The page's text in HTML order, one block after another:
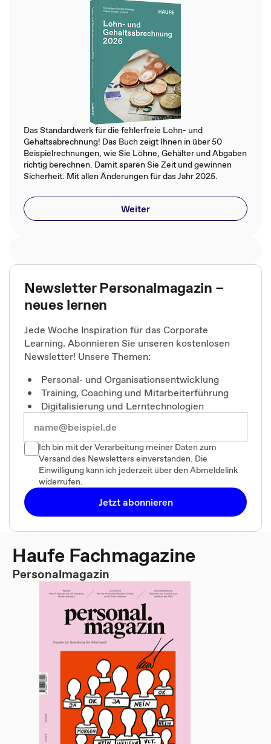
Das Standardwerk für die fehlerfreie Lohn- und
Gehaltsabrechnung! Das Buch zeigt Ihnen in über 50
Beispielrechnungen, wie Sie Löhne, Gehälter und Abgaben
richtig berechnen. Damit sparen Sie Zeit und gewinnen
Sicherheit. Mit allen Änderungen für das Jahr 2025.
Weiter
Newsletter Personalmagazin –
neues lernen
Jede Woche Inspiration für das Corporate
Learning. Abonnieren Sie unseren kostenlosen
Newsletter! Unsere Themen:
Personal- und Organisationsentwicklung
Training, Coaching und Mitarbeiterführung
Digitalisierung und Lerntechnologien
Ich bin mit der Verarbeitung meiner Daten zum
Versand des Newsletters einverstanden. Die
Einwilligung kann ich jederzeit über den Abmeldelink
widerrufen.
Jetzt abonnieren
Haufe Fachmagazine
Personalmagazin